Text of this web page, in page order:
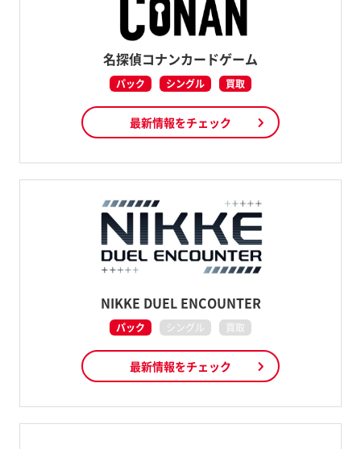
名探偵コナンカードゲーム
パック シングル 買取
最新情報をチェック
NIKKE DUEL ENCOUNTER
パック シングル 買取
最新情報をチェック